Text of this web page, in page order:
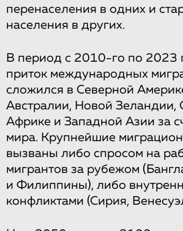
перенаселения в одних и
населения в других.
В период с 2010-го по 2023
приток международных
сложился в Северной
Австралии, Новой Зеландии,
Африке и Западной Азии за
мира. Крупнейшие
вызваны либо спросом на
мигрантов за рубежом
и Филиппины), либо
конфликтами (Сирия,